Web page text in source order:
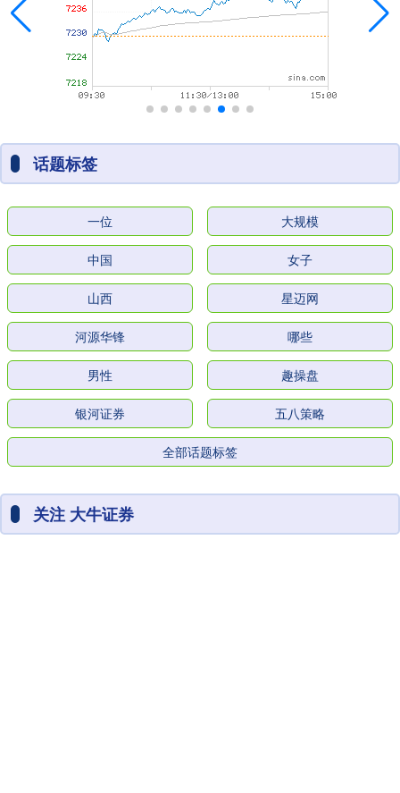
话题标签
一位 大规模
中国 女子
山西 星迈网
河源华锋 哪些
男性 趣操盘
银河证券 五八策略
全部话题标签
关注 大牛证券